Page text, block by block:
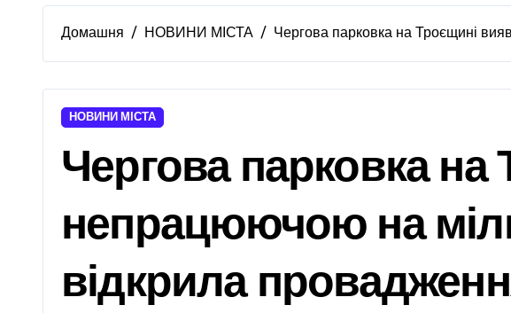
Домашня НОВИНИ МІСТА Чергова парковка на Троєщині
НОВИНИ МІСТА
Чергова парковка
непрацюючою на
відкрила